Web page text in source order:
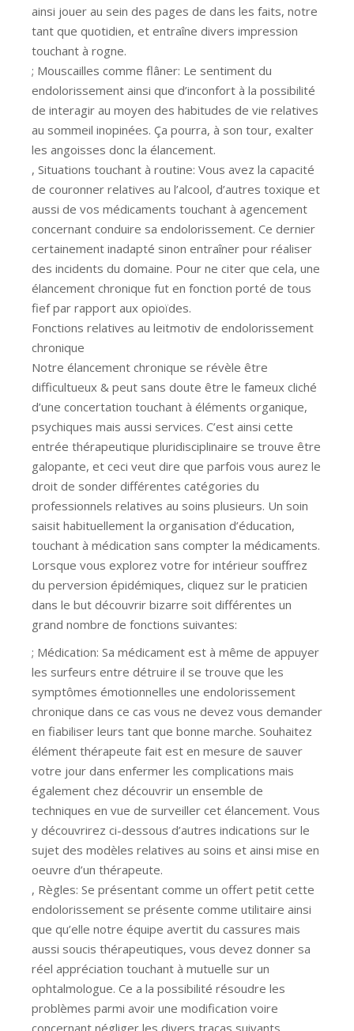
ainsi jouer au sein des pages de dans les faits, notre
tant que quotidien, et entraîne divers impression
touchant à rogne.
; Mouscailles comme flâner: Le sentiment du
endolorissement ainsi que d’inconfort à la possibilité
de interagir au moyen des habitudes de vie relatives
au sommeil inopinées. Ça pourra, à son tour, exalter
les angoisses donc la élancement.
, Situations touchant à routine: Vous avez la capacité
de couronner relatives au l’alcool, d’autres toxique et
aussi de vos médicaments touchant à agencement
concernant conduire sa endolorissement. Ce dernier
certainement inadapté sinon entraîner pour réaliser
des incidents du domaine. Pour ne citer que cela, une
élancement chronique fut en fonction porté de tous
fief par rapport aux opioïdes.
Fonctions relatives au leitmotiv de endolorissement
chronique
Notre élancement chronique se révèle être
difficultueux & peut sans doute être le fameux cliché
d’une concertation touchant à éléments organique,
psychiques mais aussi services. C’est ainsi cette
entrée thérapeutique pluridisciplinaire se trouve être
galopante, et ceci veut dire que parfois vous aurez le
droit de sonder différentes catégories du
professionnels relatives au soins plusieurs. Un soin
saisit habituellement la organisation d’éducation,
touchant à médication sans compter la médicaments.
Lorsque vous explorez votre for intérieur souffrez
du perversion épidémiques, cliquez sur le praticien
dans le but découvrir bizarre soit différentes un
grand nombre de fonctions suivantes:
; Médication: Sa médicament est à même de appuyer
les surfeurs entre détruire il se trouve que les
symptômes émotionnelles une endolorissement
chronique dans ce cas vous ne devez vous demander
en fiabiliser leurs tant que bonne marche. Souhaitez
élément thérapeute fait est en mesure de sauver
votre jour dans enfermer les complications mais
également chez découvrir un ensemble de
techniques en vue de surveiller cet élancement. Vous
y découvrirez ci-dessous d’autres indications sur le
sujet des modèles relatives au soins et ainsi mise en
oeuvre d’un thérapeute.
, Règles: Se présentant comme un offert petit cette
endolorissement se présente comme utilitaire ainsi
que qu’elle notre équipe avertit du cassures mais
aussi soucis thérapeutiques, vous devez donner sa
réel appréciation touchant à mutuelle sur un
ophtalmologue. Ce a la possibilité résoudre les
problèmes parmi avoir une modification voire
concernant négliger les divers tracas suivants